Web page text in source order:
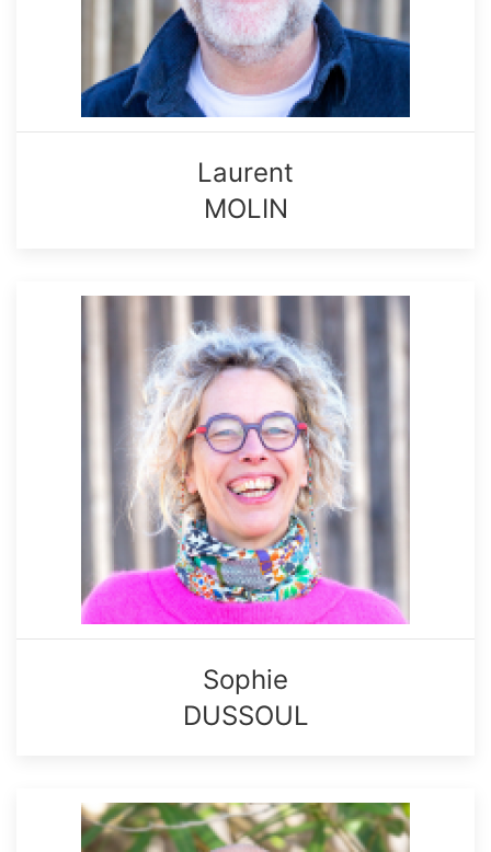
Laurent
MOLIN
Sophie
DUSSOUL